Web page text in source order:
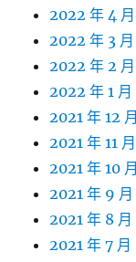
2022 年 4 月
2022 年 3 月
2022 年 2 月
2022 年 1 月
2021 年 12 月
2021 年 11 月
2021 年 10 月
2021 年 9 月
2021 年 8 月
2021 年 7 月